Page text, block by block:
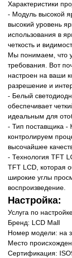
Характеристики
- Модуль высокой
высокий уровень
использования в
четкость и
Мы понимаем, что у
требования. Вот
настроен на ваши
разрешение и
- Белый
обеспечивает
идеальным для
- Тип поставщика -
контролируем
высочайшее
- Технология TFT
TFT LCD, которая
широкие углы
воспроизведение.
Настройка:
Услуга по
Бренд: LCD Mall
Номер модели: на
Место
Сертификация: